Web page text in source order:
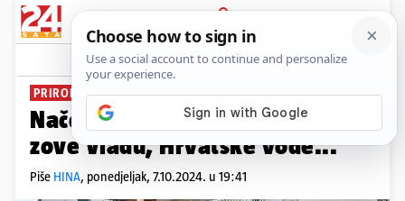
PRIJAVA
News Komentari
PRIRODNA NEPOGODA
Načelnica Podgore na sastanak
zove Vladu, Hrvatske vode...
Piše HINA, ponedjeljak, 7.10.2024. u 19:41